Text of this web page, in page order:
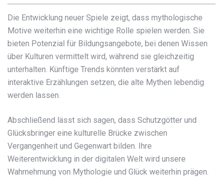
Die Entwicklung neuer Spiele zeigt, dass mythologische
Motive weiterhin eine wichtige Rolle spielen werden. Sie
bieten Potenzial für Bildungsangebote, bei denen Wissen
über Kulturen vermittelt wird, während sie gleichzeitig
unterhalten. Künftige Trends könnten verstärkt auf
interaktive Erzählungen setzen, die alte Mythen lebendig
werden lassen.
Abschließend lässt sich sagen, dass Schutzgötter und
Glücksbringer eine kulturelle Brücke zwischen
Vergangenheit und Gegenwart bilden. Ihre
Weiterentwicklung in der digitalen Welt wird unsere
Wahrnehmung von Mythologie und Glück weiterhin prägen.